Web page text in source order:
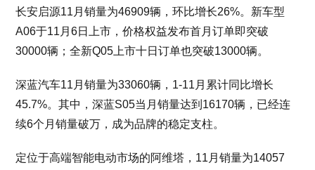
长安启源11月销量为46909辆，环比增长26%。新车型
A06于11月6日上市，价格权益发布首月订单即突破
30000辆；全新Q05上市十日订单也突破13000辆。
深蓝汽车11月销量为33060辆，1-11月累计同比增长
45.7%。其中，深蓝S05当月销量达到16170辆，已经连
续6个月销量破万，成为品牌的稳定支柱。
定位于高端智能电动市场的阿维塔，11月销量为14057